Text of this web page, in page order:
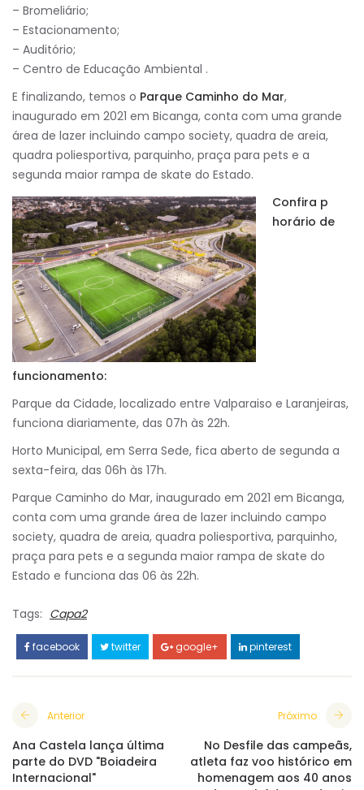
– Bromeliário;
– Estacionamento;
– Auditório;
– Centro de Educação Ambiental .
E finalizando, temos o Parque Caminho do Mar,
inaugurado em 2021 em Bicanga, conta com uma grande
área de lazer incluindo campo society, quadra de areia,
quadra poliesportiva, parquinho, praça para pets e a
segunda maior rampa de skate do Estado.
Confira p
horário de
funcionamento:
Parque da Cidade, localizado entre Valparaiso e Laranjeiras,
funciona diariamente, das 07h às 22h.
Horto Municipal, em Serra Sede, fica aberto de segunda a
sexta-feira, das 06h às 17h.
Parque Caminho do Mar, inaugurado em 2021 em Bicanga,
conta com uma grande área de lazer incluindo campo
society, quadra de areia, quadra poliesportiva, parquinho,
praça para pets e a segunda maior rampa de skate do
Estado e funciona das 06 às 22h.
Tags: Capa2
facebook twitter google+ pinterest
Anterior
Ana Castela lança última
parte do DVD "Boiadeira
Internacional"
Próximo
No Desfile das campeãs,
atleta faz voo histórico em
homenagem aos 40 anos